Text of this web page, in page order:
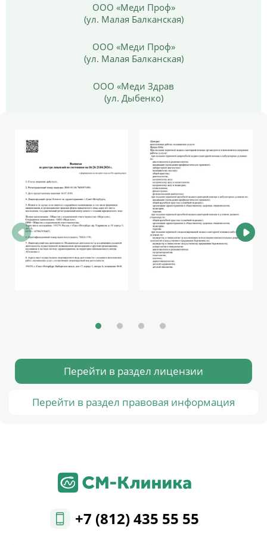
ООО «Меди Проф»
(ул. Малая Балканская)
ООО «Меди Проф»
(ул. Малая Балканская)
ООО «Меди Здрав
(ул. Дыбенко)
Перейти в раздел лицензии
Перейти в раздел правовая информация
+7 (812) 435 55 55